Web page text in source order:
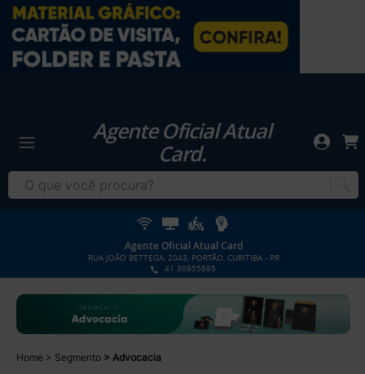
Agente Oficial Atual
Card.
Agente Oficial Atual Card
RUA JOÃO BETTEGA, 2043, PORTÃO, CURITIBA - PR
41 30955695
Home Segmento Advocacia